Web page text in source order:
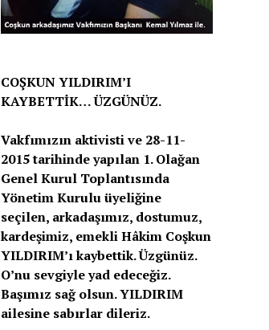
COŞKUN YILDIRIM’I
KAYBETTİK… ÜZGÜNÜZ.
Vakfımızın aktivisti ve 28-11-
2015 tarihinde yapılan 1. Olağan
Genel Kurul Toplantısında
Yönetim Kurulu üyeliğine
seçilen, arkadaşımız, dostumuz,
kardeşimiz, emekli Hâkim Coşkun
YILDIRIM’ı kaybettik. Üzgünüz.
O’nu sevgiyle yad edeceğiz.
Başımız sağ olsun. YILDIRIM
ailesine sabırlar dileriz.